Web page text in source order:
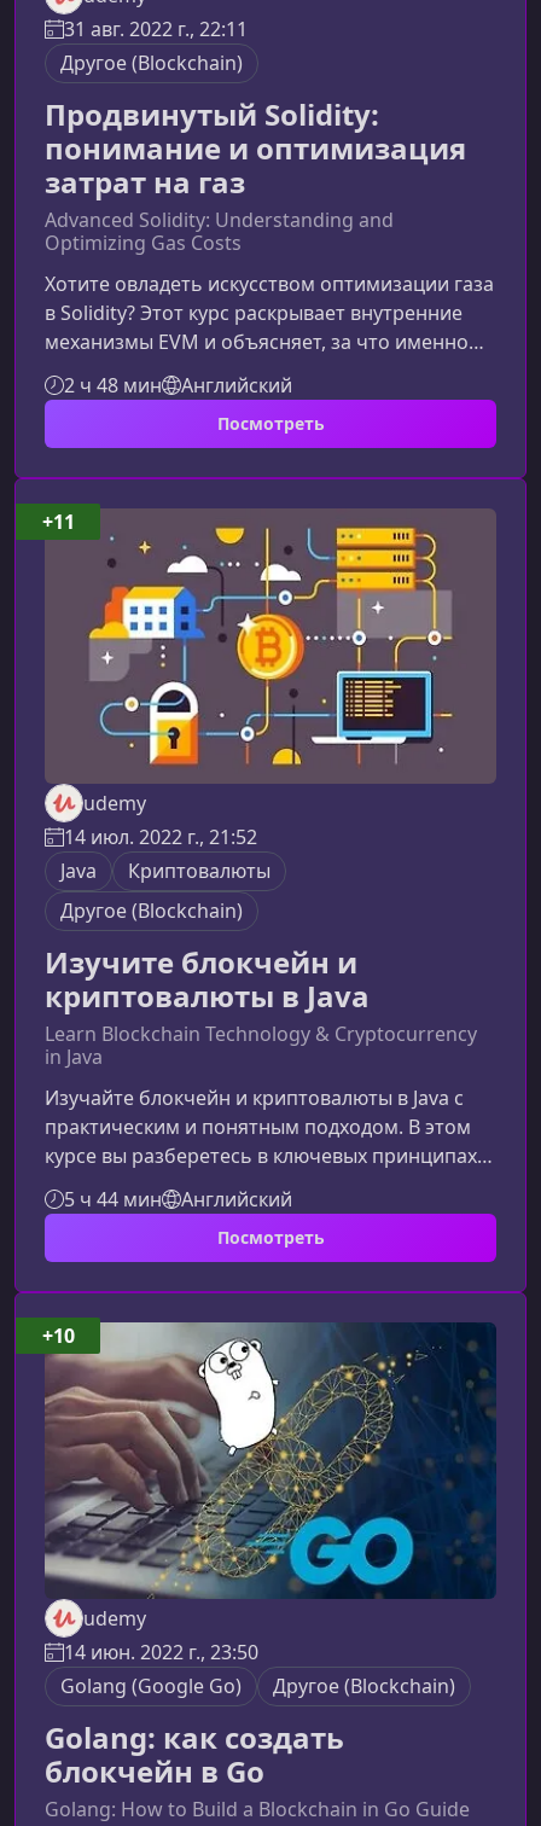
31 авг. 2022 г., 22:11
Другоe (Blockchain)
Продвинутый Solidity:
понимание и оптимизация
затрат на газ
Advanced Solidity: Understanding and
Optimizing Gas Costs
Хотите овладеть искусством оптимизации газа
в Solidity? Этот курс раскрывает внутренние
механизмы EVM и объясняет, за что именно
вы платите при выполнении
смарт‑контрактов. Чёткая структура,
практический разбор транзакций и реальные
затраты на газ, но и понимать, почему ваши
контракты стоят именно столько.Что делает
этот курс ценнымКурс углубляется в
технические аспекты работы компилятора
Solidity и вирт
2 ч 48 мин Английский
Посмотреть
udemy
14 июл. 2022 г., 21:52
Java
Криптовалюты
Другоe (Blockchain)
Изучите блокчейн и
криптовалюты в Java
Learn Blockchain Technology & Cryptocurrency
in Java
Изучайте блокчейн и криптовалюты в Java с
практическим и понятным подходом. В этом
курсе вы разберетесь в ключевых принципах
распределённых реестров, узнаете, как
работают криптовалюты изнутри, и шаг за
шагом создадите собственный блокчейн и
подходит как новичкам в теме блокчейна, так
и разработчикам, желающим глубже понять
механику современных децентрализованных
систем.Что вы изучите в этом курсеКурс соч
5 ч 44 мин Английский
Посмотреть
+11
udemy
14 июн. 2022 г., 23:50
Golang (Google Go)
Другоe (Blockchain)
Golang: как создать
блокчейн в Go
Golang: How to Build a Blockchain in Go Guide
+10